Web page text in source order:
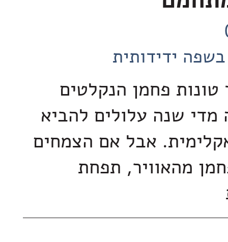
ידידותית
טונות פחמן הנקלטים
מדי שנה עלולים להביא
אבל אם הצמחים
מהאוויר, תפחת